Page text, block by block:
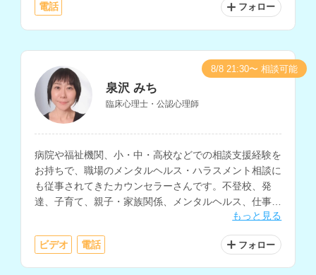
電話 フォロー
泉沢 みち
臨床心理士・公認心理師
病院や福祉機関、小・中・高校などでの相談支援経験を
お持ちで、職場のメンタルヘルス・ハラスメント相談に
も従事されてきたカウンセラーさんです。不登校、発
達、子育て、親子・家族関係、メンタルヘルス、仕事関
係、職場の人間関係など、幅広い相談内容に対応されて
います。
もっと見る
ビデオ 電話 フォロー
8/8 21:30〜 相談可能